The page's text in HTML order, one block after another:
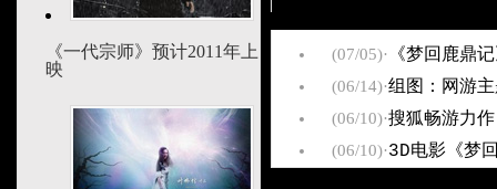
《一代宗师》预计2011年上
映
(07/05)· 《梦回鹿鼎
(06/14)·组图：网游
(06/10)·搜狐畅游力
(06/10)·3D电影《梦